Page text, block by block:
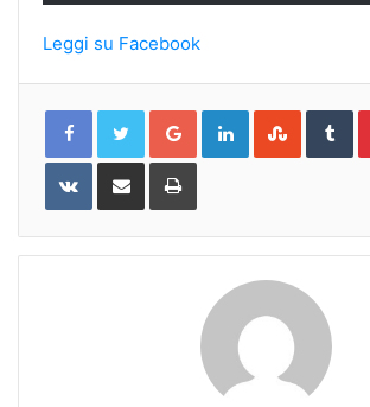
Leggi su Facebook
Google+LinkedIn
VKontakteShare
Email
Print